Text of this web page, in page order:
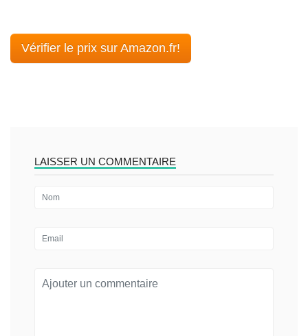
Vérifier le prix sur Amazon.fr!
LAISSER UN COMMENTAIRE